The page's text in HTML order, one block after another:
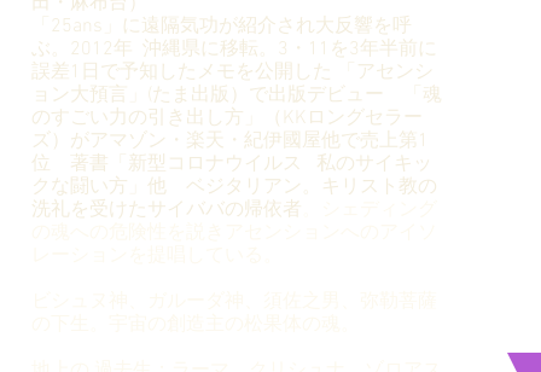
「25ans」
に遠隔気功が紹介され大反響を呼
ぶ。 2012年 沖縄県に移転。3・11を3年半 前に
誤差1日で予知したメモを公 開した 「アセンシ
ョ ン大預言」(たま出版）で出版デビュー
「魂
のすごい力の引き出し方」（KKロングセラー
ズ） がアマゾン・楽天・紀伊國屋他で売上第1
位 著書「新型コロナウイルス 私のサイキ ッ
クな闘い方」他 ベジタリアン。キリスト教の
洗礼を受けたサイババの帰依者